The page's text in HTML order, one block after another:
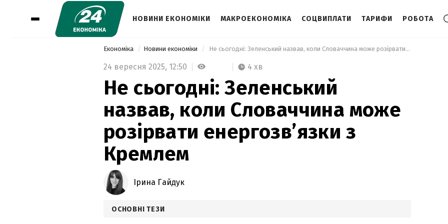
НОВИНИ ЕКОНОМІКИ МАКРОЕКОНОМІКА СОЦВИПЛАТИ ТАРИФИ РОБОТА
Економіка Новини економіки Не сьогодні: Зеленський назвав, коли Словаччина може розірвати енергозв’язки з Кремлем
24 вересня 2025, 12:50 4 хв
Не сьогодні: Зеленський
назвав, коли Словаччина може
розірвати енергозв’язки з
Кремлем
Ірина Гайдук
ОСНОВНІ ТЕЗИ